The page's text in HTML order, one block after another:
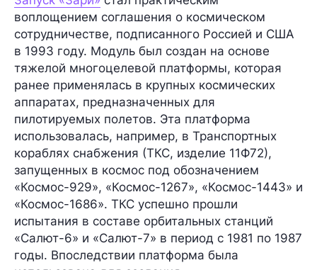
воплощением соглашения о космическом
сотрудничестве, подписанного Россией и США
в 1993 году. Модуль был создан на основе
тяжелой многоцелевой платформы, которая
ранее применялась в крупных космических
аппаратах, предназначенных для
пилотируемых полетов. Эта платформа
использовалась, например, в Транспортных
кораблях снабжения (ТКС, изделие 11Ф72),
запущенных в космос под обозначением
«Космос-929», «Космос-1267», «Космос-1443» и
«Космос-1686». ТКС успешно прошли
испытания в составе орбитальных станций
«Салют-6» и «Салют-7» в период с 1981 по 1987
годы. Впоследствии платформа была